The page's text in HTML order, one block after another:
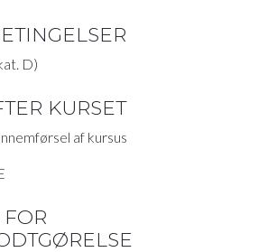
D)
KURSET
af kursus